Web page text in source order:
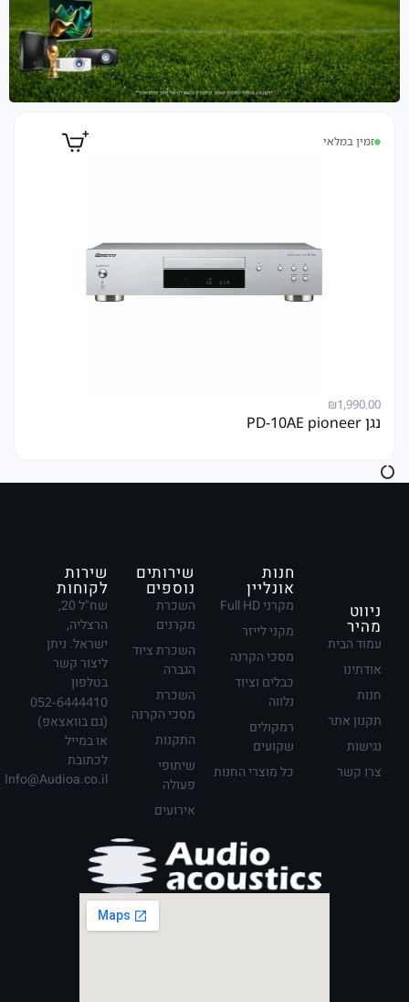
זמין במלאי
₪1,990.00
נגן PD-10AE pioneer
ניווט
מהיר
עמוד הבית
אודתינו
חנות
תקנון אתר
נגישות
צרו קשר
חנות
אונליין
מקרני Full HD
מקני לייזר
מסכי הקרנה
כבלים וציוד
נלווה
רמקולים
שקועים
כל מוצרי החנות
שירותים
נוספים
השכרת
מקרנים
השכרת ציוד
הגברה
השכרת
מסכי הקרנה
התקנות
שיתופי
פעולה
אירועים
שירות
לקוחות
שח"ל 20,
הרצליה,
ישראל. ניתן
ליצור קשר
בטלפון
052-6444410
(גם בוואצאפ)
או במייל
לכתובת
Info@Audioa.co.il